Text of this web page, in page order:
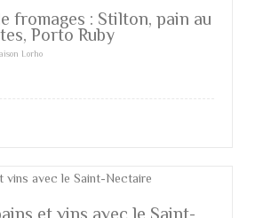
fromages : Stilton, pain au
Porto Ruby
Lorho
et vins avec le Saint-